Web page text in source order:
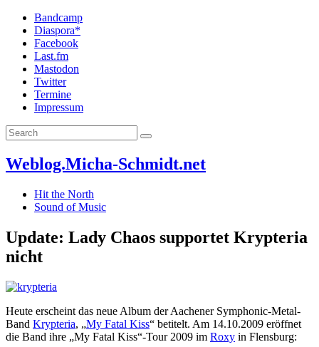
Bandcamp
Diaspora*
Facebook
Last.fm
Mastodon
Twitter
Termine
Impressum
Weblog.Micha-Schmidt.net
Hit the North
Sound of Music
Update: Lady Chaos supportet Krypteria
nicht
Heute erscheint das neue Album der Aachener Symphonic-Metal-
Band Krypteria, „My Fatal Kiss“ betitelt. Am 14.10.2009 eröffnet
die Band ihre „My Fatal Kiss“-Tour 2009 im Roxy in Flensburg: